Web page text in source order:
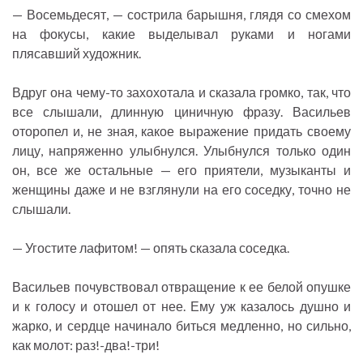
— Восемьдесят, — сострила барышня, глядя со смехом
на фокусы, какие выделывал руками и ногами
плясавший художник.
Вдруг она чему-то захохотала и сказала громко, так, что
все слышали, длинную циничную фразу. Васильев
оторопел и, не зная, какое выражение придать своему
лицу, напряженно улыбнулся. Улыбнулся только один
он, все же остальные — его приятели, музыканты и
женщины даже и не взглянули на его соседку, точно не
слышали.
— Угостите лафитом! — опять сказала соседка.
Васильев почувствовал отвращение к ее белой опушке
и к голосу и отошел от нее. Ему уж казалось душно и
жарко, и сердце начинало биться медленно, но сильно,
как молот: раз!-два!-три!